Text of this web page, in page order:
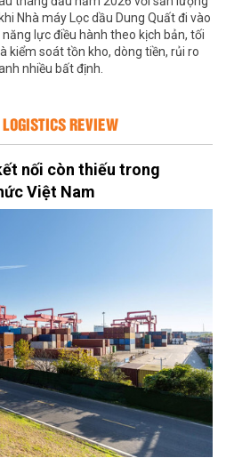
Nhà máy Lọc dầu Dung Quất đi vào
lực điều hành theo kịch bản, tối
kiểm soát tồn kho, dòng tiền, rủi ro
nhiều bất định.
REVIEW
nối còn thiếu trong
Việt Nam